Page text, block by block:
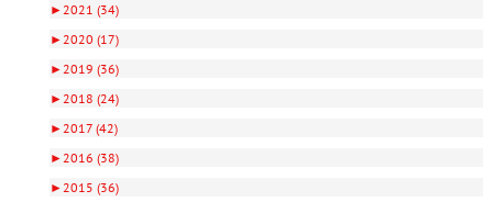
►2021 (34)
►2020 (17)
►2019 (36)
►2018 (24)
►2017 (42)
►2016 (38)
►2015 (36)